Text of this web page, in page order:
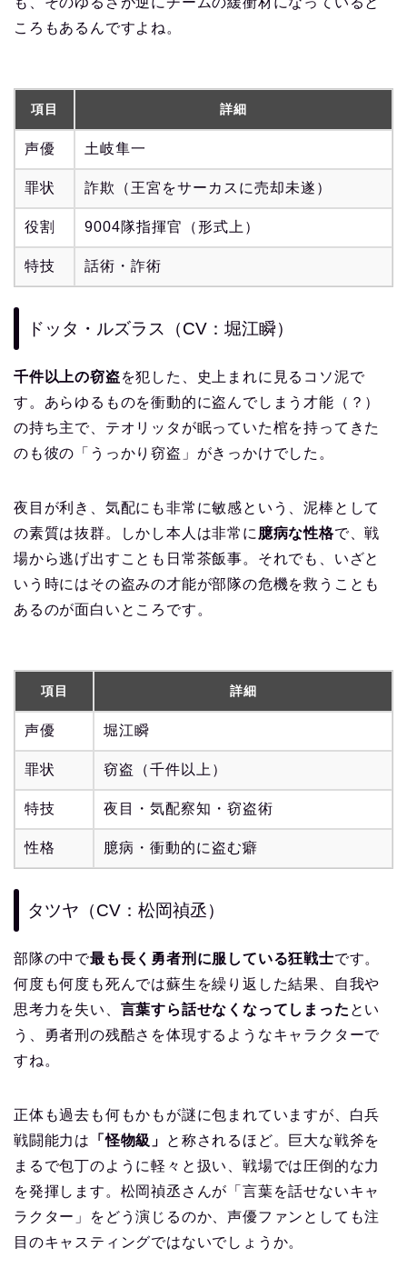
ころもあるんですよね。
項目 詳細
声優 土岐隼一
罪状 詐欺（王宮をサーカスに売却未遂）
役割 9004隊指揮官（形式上）
特技 話術・詐術
ドッタ・ルズラス（CV：堀江瞬）
千件以上の窃盗を犯した、史上まれに見るコソ泥で
す。あらゆるものを衝動的に盗んでしまう才能（？）
の持ち主で、テオリッタが眠っていた棺を持ってきた
のも彼の「うっかり窃盗」がきっかけでした。
夜目が利き、気配にも非常に敏感という、泥棒として
の素質は抜群。しかし本人は非常に 臆病な性格で、戦
場から逃げ出すことも日常茶飯事。それでも、いざと
いう時にはその盗みの才能が部隊の危機を救うことも
あるのが面白いところです。
項目 詳細
声優 堀江瞬
罪状 窃盗（千件以上）
特技 夜目・気配察知・窃盗術
性格 臆病・衝動的に盗む癖
タツヤ（CV：松岡禎丞）
部隊の中で最も長く勇者刑に服している狂戦士です。
何度も何度も死んでは蘇生を繰り返した結果、自我や
思考力を失い、 言葉すら話せなくなってしまった とい
う、勇者刑の残酷さを体現するようなキャラクターで
すね。
正体も過去も何もかもが謎に包まれていますが、白兵
戦闘能力は
「怪物級」
と称されるほど。巨大な戦斧を
まるで包丁のように軽々と扱い、戦場では圧倒的な力
を発揮します。松岡禎丞さんが「言葉を話せないキャ
ラクター」をどう演じるのか、声優ファンとしても注
目のキャスティングではないでしょうか。